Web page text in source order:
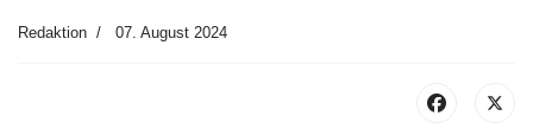
Redaktion 07. August 2024